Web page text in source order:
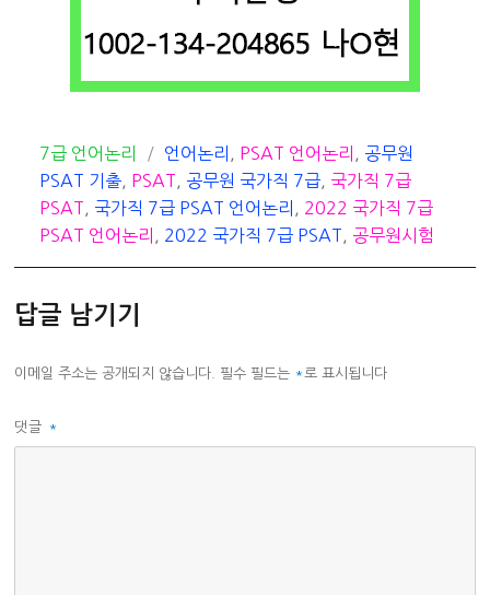
카
테
고
리
7급 언어논리
태
그
언어논리 PSAT 언어논리
공무원
PSAT 기출
PSAT 공무원 국가직 7급
국가직 7급
PSAT
국가직 7급 PSAT 언어논리
2022 국가직 7급
PSAT 언어논리
2022 국가직 7급 PSAT 공무원시험
답글 남기기
이메일 주소는 공개되지 않습니다. 필수 필드는 *로 표시됩니다
댓글 *